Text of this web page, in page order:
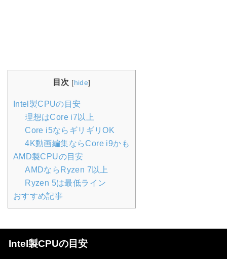
目次 [hide]
Intel製CPUの目安
理想はCore i7以上
Core i5ならギリギリOK
4K動画編集ならCore i9かも
AMD製CPUの目安
AMDならRyzen 7以上
Ryzen 5は最低ライン
おすすめ記事
Intel製CPUの目安